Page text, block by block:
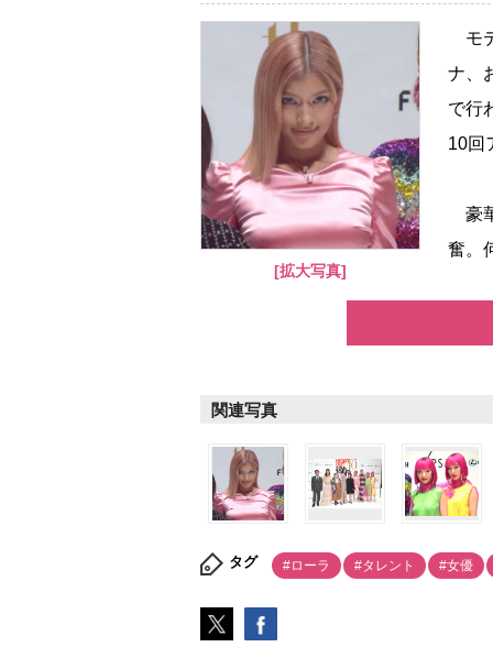
[拡大写真]
モ
ナ、
で行
10回
豪
奮。
関連写真
タグ #ローラ #タレント #女優